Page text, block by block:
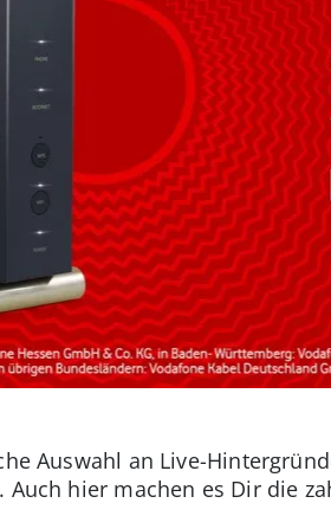
Auswahl an Live-
hier machen es Dir die